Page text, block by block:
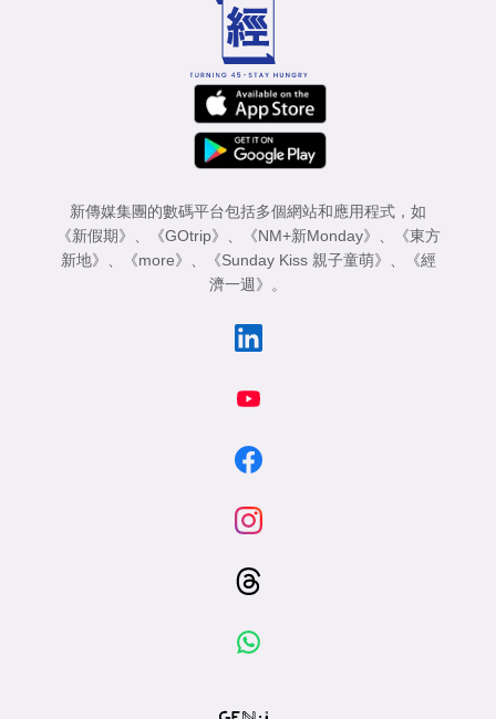
新傳媒集團的數碼平台包括多個網站和應用程式，如
《新假期》
《GOtrip》 《NM+新Monday》
《東方
新地》
《more》 《Sunday Kiss 親子童萌》
《經
濟一週》
。